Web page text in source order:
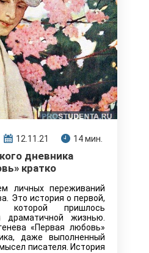
12.11.21 14 мин.
дневника
кратко
личных переживаний
Это история о первой,
которой пришлось
драматичной жизнью.
«Первая любовь»
даже выполненный
писателя. История